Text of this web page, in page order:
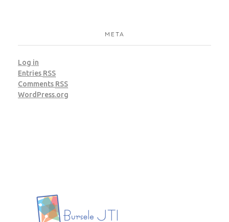
META
Log in
Entries RSS
Comments RSS
WordPress.org